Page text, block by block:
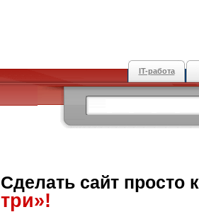
IT-работа
Сделать сайт просто
три»!